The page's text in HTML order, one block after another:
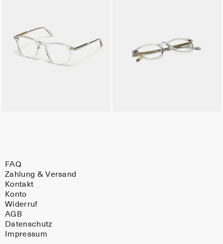
FAQ
Zahlung & Versand
Kontakt
Konto
Widerruf
AGB
Datenschutz
Impressum